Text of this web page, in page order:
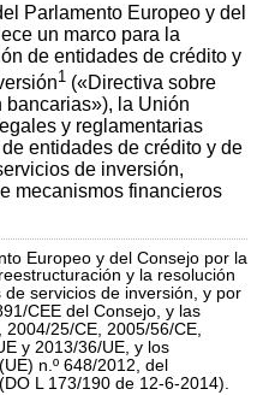
Parlamento Europeo y del
un marco para la
de entidades de crédito y
1 («Directiva sobre
bancarias»), la Unión
y reglamentarias
entidades de crédito y de
de inversión,
mecanismos financieros
Europeo y del Consejo por la
y la resolución
servicios de inversión, y por
CEE del Consejo, y las
2004/25/CE, 2005/56/CE,
y 2013/36/UE, y los
n.º 648/2012, del
L 173/190 de 12-6-2014).